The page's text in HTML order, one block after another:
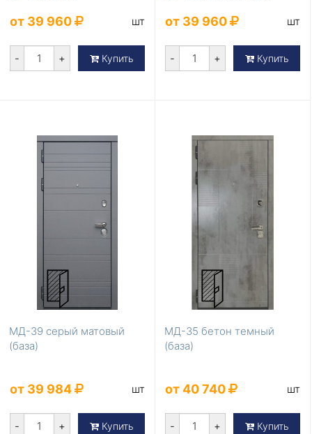
от 39 960 шт
- + Купить
от 39 960 шт
- + Купить
МД-39 серый матовый
(база)
от 39 984 шт
- + Купить
МД-35 бетон темный
(база)
от 40 740 шт
- + Купить